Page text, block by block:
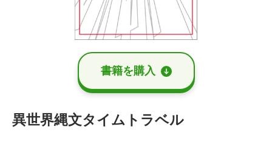
書籍を購⼊
異世界縄文タイムトラベル